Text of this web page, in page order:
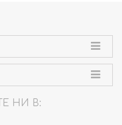
НИ В: